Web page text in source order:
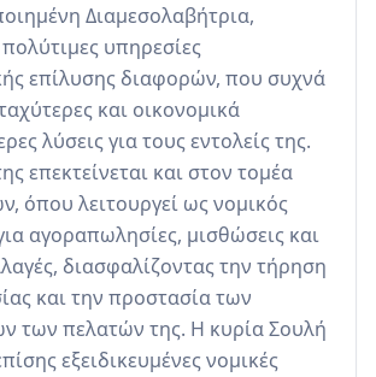
Διαμεσολαβήτρια,
υπηρεσίες
επίλυσης διαφορών, που συχνά
και οικονομικά
λύσεις για τους εντολείς της.
επεκτείνεται και στον τομέα
όπου λειτουργεί ως νομικός
αγοραπωλησίες, μισθώσεις και
διασφαλίζοντας την τήρηση
και την προστασία των
των πελατών της. Η κυρία Σουλή
εξειδικευμένες νομικές